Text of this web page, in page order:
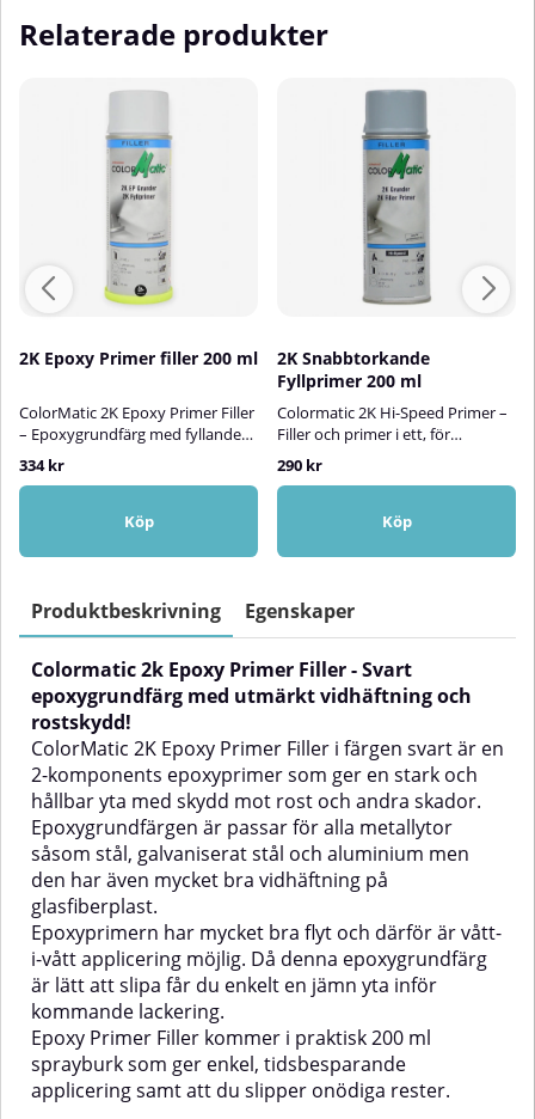
Relaterade produkter
2K Epoxy Primer filler 200 ml
ColorMatic 2K Epoxy Primer Filler
– Epoxygrundfärg med fyllande
effekt för metallytorColorMatic
2K Epoxy Primer Filler är en
högkvalitativ, tvåkomponents
epoxigrundfärg i grå färg, särskilt
vidhäftning, korrosionsskydd och
metallytor. Produkten kommer i
en praktisk 200 ml sprayburk,
effektiv och utan
rester.Epoxyprimern är idealisk
för användning på stål,
galvaniserat stål, aluminium,
magnesium och glasfiberplast,
och är lätt att både torr- och
våtslipa. Den har mycket god
flytförmåga och lämpar sig för
vått-i-vått applicering.✅ Fördelar
med ColorMatic 2K Epoxy Primer
FillerUtmärkt vidhäftning – fäster
starkt på metall, glasfiber och
magnesium.Effektivt
korrosionsskydd – skyddar ytor
mot rost och fukt.Snabbtorkande
– kort väntetid innan vidare
behandling.Hög fyllkapacitet –
jämnar ut repor, små hål och
ytskillnader.Slipvänlig – lätt att
torr- eller våtslipa till en jämn
yta.Vått-i-vått-applikation möjlig
334 kr
Köp
2K Snabbtorkande
Fyllprimer 200 ml
Colormatic 2K Hi-Speed Primer –
Filler och primer i ett, för
metallunderlagColorMatic 2K Hi-
Speed Primer är en
högpresterande
tvåkomponentsprimer i
och primer i ett och ger ett
Produkten är speciellt framtagen
för att användas på metallytor
aluminium och magnesium, och
ger både utmärkt vidhäftning och
effektivt rostskydd.Tack vare sin
snabbtorkande formula (ca 1
timme vid 20 °C) och smidiga
sprayapplicering är den ett
perfekt val för både
punktreparationer och mindre
lackeringsjobb. Hi-Speed Primer
lämpar sig dessutom för både
våt- och torrslipning, vilket gör
efterbehandlingen.✅ Fördelar
med ColorMatic 2K Hi-Speed
PrimerFiller och primer i ett - Spar
tid och steg i
snabb torktid - Klar att bearbeta
efter ca 1 timme (vid 20 °C).Jämn
applicering och bra flyt - Ger ett
slätt och professionellt
290 kr
Köp
Produktbeskrivning Egenskaper
Colormatic 2k Epoxy Primer Filler - Svart
epoxygrundfärg med utmärkt vidhäftning och
rostskydd!
ColorMatic 2K Epoxy Primer Filler i färgen svart är en
2-komponents epoxyprimer som ger en stark och
hållbar yta med skydd mot rost och andra skador.
Epoxygrundfärgen är passar för alla metallytor
såsom stål, galvaniserat stål och aluminium men
den har även mycket bra vidhäftning på
glasfiberplast.
Epoxyprimern har mycket bra flyt och därför är vått-
i-vått applicering möjlig. Då denna epoxygrundfärg
är lätt att slipa får du enkelt en jämn yta inför
kommande lackering.
Epoxy Primer Filler kommer i praktisk 200 ml
sprayburk som ger enkel, tidsbesparande
applicering samt att du slipper onödiga rester.